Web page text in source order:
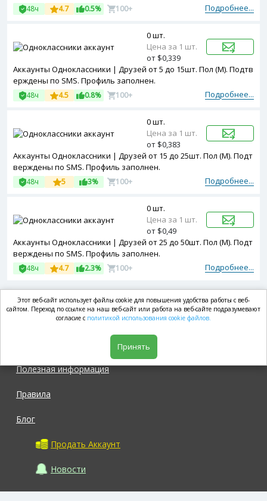
Подробнее...
48ч 4.7 0.5% 100+
Аккаунты Одноклассники | Друзей от 5 до 15шт. Пол (М). Подтв
ерждены по SMS. Профиль заполнен.
Подробнее...
48ч 4.5 0.8% 100+
0 шт.
Цена за 1 шт.
от $0,339
Аккаунты Одноклассники | Друзей от 15 до 25шт. Пол (М). Подт
верждены по SMS. Профиль заполнен.
Подробнее...
48ч 5 3% 100+
0 шт.
Цена за 1 шт.
от $0,383
Аккаунты Одноклассники | Друзей от 25 до 50шт. Пол (М). Подт
верждены по SMS. Профиль заполнен.
Подробнее...
48ч 4.7 2.3% 100+
0 шт.
Цена за 1 шт.
от $0,49
market.com
Полезная информация
Правила
Блог
Продать Аккаунт
Новости
Этот веб-сайт использует файлы cookie для повышения удобства работы с веб-
сайтом. Переход по ссылке на наш веб-сайт или работа на веб-сайте подразумевают
согласие с политикой использования cookie файлов.
Принять